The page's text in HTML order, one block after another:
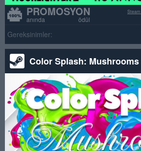
PROMOSYON
anında ödül
Gereksinimler:
Color Splash: Mushrooms